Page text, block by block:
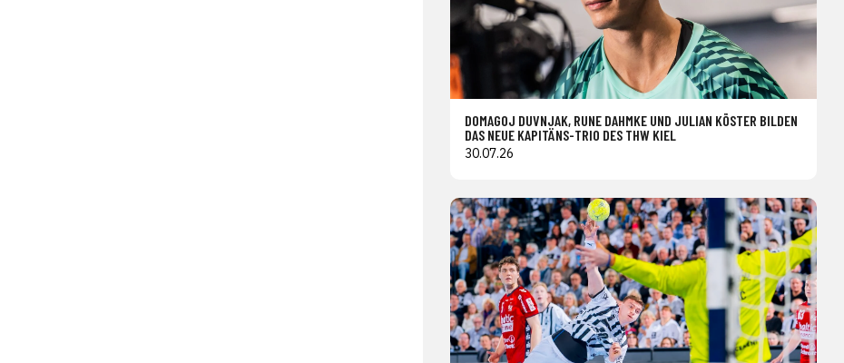
DOMAGOJ DUVNJAK, RUNE DAHMKE UND JULIAN KÖSTER BILDEN
DAS NEUE KAPITÄNS-TRIO DES THW KIEL
30.07.26